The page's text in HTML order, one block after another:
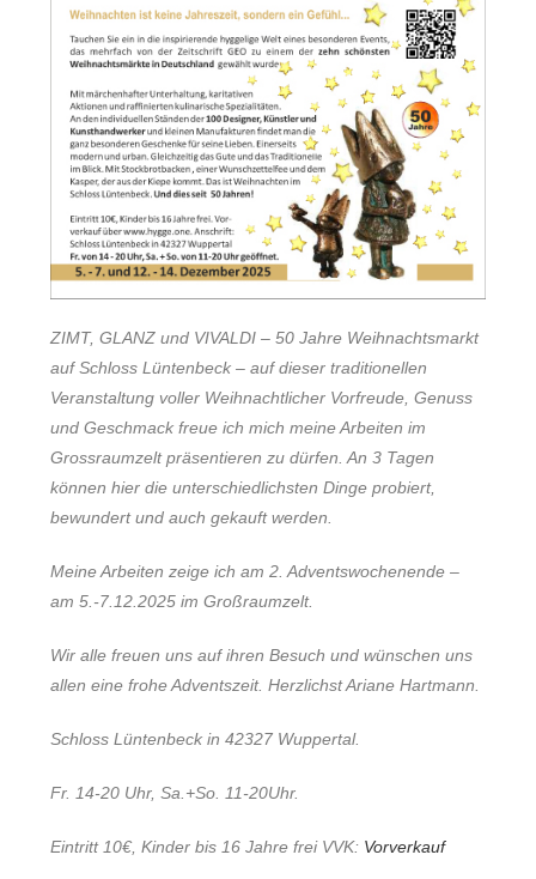
ZIMT, GLANZ und VIVALDI – 50 Jahre Weihnachtsmarkt
auf Schloss Lüntenbeck – auf dieser traditionellen
Veranstaltung voller Weihnachtlicher Vorfreude, Genuss
und Geschmack freue ich mich meine Arbeiten im
Grossraumzelt präsentieren zu dürfen. An 3 Tagen
können hier die unterschiedlichsten Dinge probiert,
bewundert und auch gekauft werden.
Meine Arbeiten zeige ich am 2. Adventswochenende –
am 5.-7.12.2025 im Großraumzelt.
Wir alle freuen uns auf ihren Besuch und wünschen uns
allen eine frohe Adventszeit. Herzlichst Ariane Hartmann.
Schloss Lüntenbeck in 42327 Wuppertal.
Fr. 14-20 Uhr, Sa.+So. 11-20Uhr.
Eintritt 10€, Kinder bis 16 Jahre frei VVK: Vorverkauf